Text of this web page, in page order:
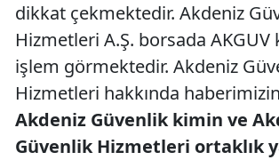
dikkat çekmektedir. Akdeniz
Hizmetleri A.Ş. borsada AKGUV
işlem görmektedir. Akdeniz
Hizmetleri hakkında
Akdeniz Güvenlik kimin ve
Güvenlik Hizmetleri ortaklık